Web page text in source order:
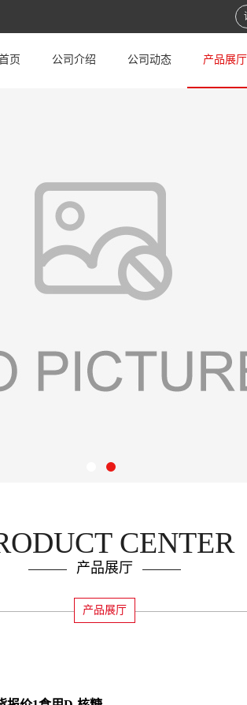
页 公司介绍 公司动态 产品展厅
CENTER
产品展厅
产品展厅